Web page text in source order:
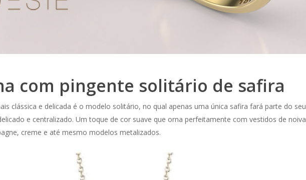
com pingente solitário de safira
clássica e delicada é o modelo solitário, no qual apenas uma única safira fará parte do seu
e centralizado. Um toque de cor suave que orna perfeitamente com vestidos de noiva
creme e até mesmo modelos metalizados.